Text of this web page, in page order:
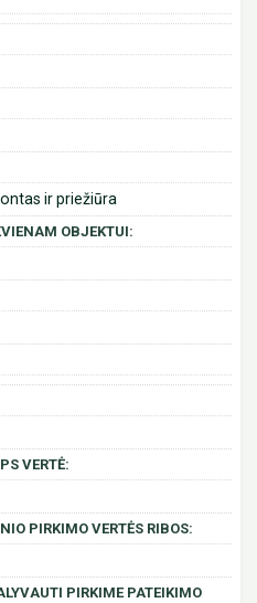
ir priežiūra
OBJEKTUI:
VERTĖ:
PIRKIMO VERTĖS RIBOS:
PIRKIME PATEIKIMO